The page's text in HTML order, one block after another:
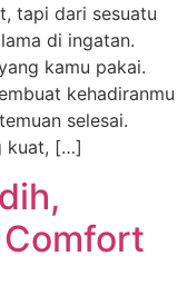
tapi dari sesuatu
di ingatan.
kamu pakai.
kehadiranmu
selesai.
kuat, […]